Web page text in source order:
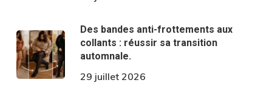
Des bandes anti-frottements aux
collants : réussir sa transition
automnale.
29 juillet 2026